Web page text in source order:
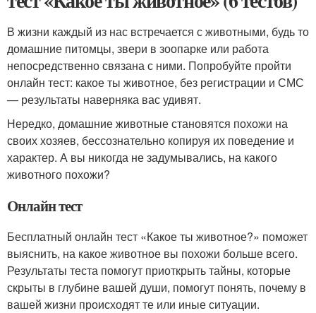
В жизни каждый из нас встречается с животными, будь то
домашние питомцы, звери в зоопарке или работа
непосредственно связана с ними. Попробуйте пройти
онлайн тест: какое ты животное, без регистрации и СМС
— результаты наверняка вас удивят.
Нередко, домашние животные становятся похожи на
своих хозяев, бессознательно копируя их поведение и
характер. А вы никогда не задумывались, на какого
животного похожи?
Онлайн тест
Бесплатный онлайн тест «Какое ты животное?» поможет
выяснить, на какое животное вы похожи больше всего.
Результаты теста помогут приоткрыть тайны, которые
скрыты в глубине вашей души, помогут понять, почему в
вашей жизни происходят те или иные ситуации.